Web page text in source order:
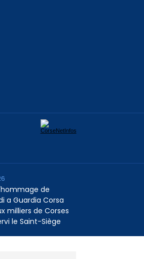
de
a Guardia Corsa
milliers de Corses
le Saint-Siège